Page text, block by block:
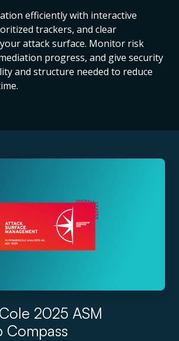
efficiently with interactive
trackers, and clear
attack surface. Monitor risk
progress, and give security
and structure needed to reduce
2025 ASM
Compass